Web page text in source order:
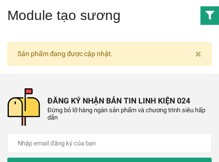
Module tạo sương
×
Sản phẩm đang được cập nhật.
ĐĂNG KÝ NHẬN BẢN TIN LINH KIỆN 024
Đừng bỏ lỡ hàng ngàn sản phẩm và chương trình siêu hấp
dẫn